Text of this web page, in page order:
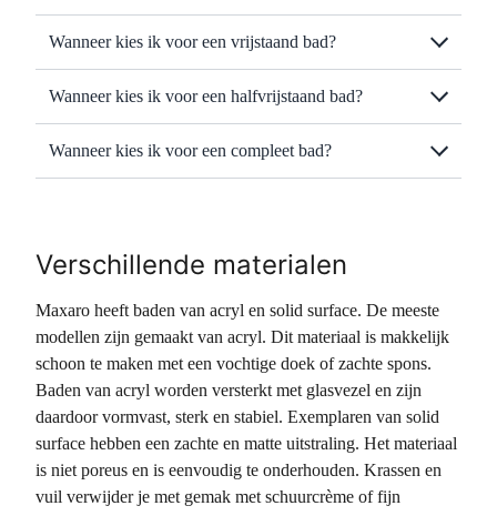
Wanneer kies ik voor een vrijstaand bad?
Wanneer kies ik voor een halfvrijstaand bad?
Wanneer kies ik voor een compleet bad?
Verschillende materialen
Maxaro heeft baden van acryl en solid surface. De meeste
modellen zijn gemaakt van acryl. Dit materiaal is makkelijk
schoon te maken met een vochtige doek of zachte spons.
Baden van acryl worden versterkt met glasvezel en zijn
daardoor vormvast, sterk en stabiel. Exemplaren van solid
surface hebben een zachte en matte uitstraling. Het materiaal
is niet poreus en is eenvoudig te onderhouden. Krassen en
vuil verwijder je met gemak met schuurcrème of fijn